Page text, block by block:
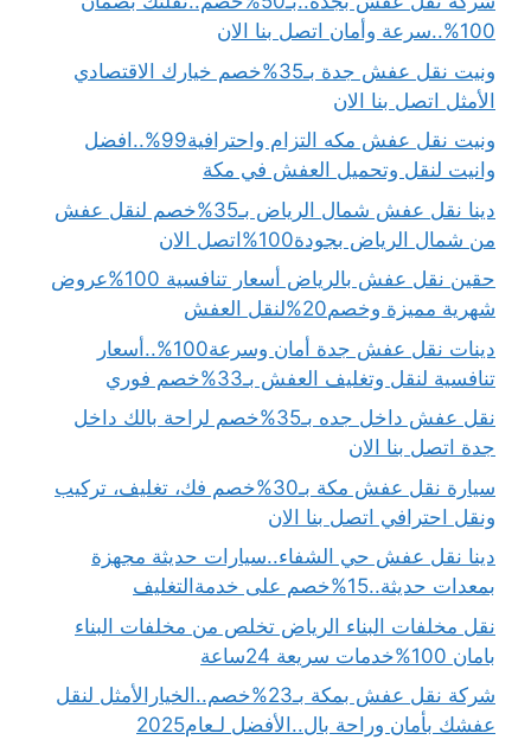
100%..سرعة وأمان اتصل بنا الان
ونيت نقل عفش جدة بـ35%خصم خيارك الاقتصادي
الأمثل اتصل بنا الان
ونيت نقل عفش مكه التزام واحترافية99%..افضل
وانيت لنقل وتحميل العفش في مكة
دينا نقل عفش شمال الرياض بـ35%خصم لنقل عفش
من شمال الرياض بجودة100%اتصل الان
حقين نقل عفش بالرياض أسعار تنافسية 100%عروض
شهرية مميزة وخصم20%لنقل العفش
دينات نقل عفش جدة أمان وسرعة100%..أسعار
تنافسية لنقل وتغليف العفش بـ33%خصم فوري
نقل عفش داخل جده بـ35%خصم لراحة بالك داخل
جدة اتصل بنا الان
سيارة نقل عفش مكة بـ30%خصم فك، تغليف، تركيب
ونقل احترافي اتصل بنا الان
دينا نقل عفش حي الشفاء..سيارات حديثة مجهزة
بمعدات حديثة..15%خصم على خدمةالتغليف
نقل مخلفات البناء الرياض تخلص من مخلفات البناء
بامان 100%خدمات سريعة 24ساعة
شركة نقل عفش بمكة بـ23%خصم..الخيارالأمثل لنقل
عفشك بأمان وراحة بال..الأفضل لـعام2025